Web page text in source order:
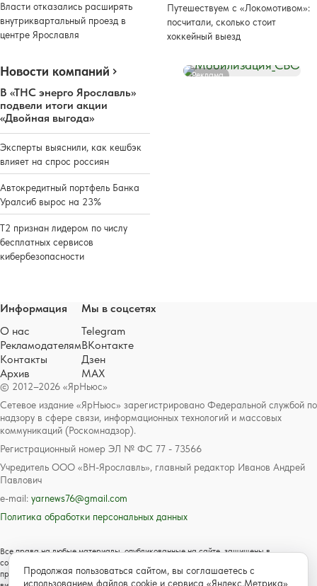
Власти отказались расширять
внутриквартальный проезд в
центре Ярославля
Путешествуем с «Локомотивом»:
посчитали, сколько стоит
хоккейный выезд
Новости компаний
В «ТНС энерго Ярославль»
подвели итоги акции
«Двойная выгода»
Эксперты выяснили, как кешбэк
влияет на спрос россиян
Автокредитный портфель Банка
Уралсиб вырос на 23%
Т2 признан лидером по числу
бесплатных сервисов
кибербезопасности
Реклама
© 2012–2026 «ЯрНьюс»
Сетевое издание «ЯрНьюс» зарегистрировано Федеральной службой по
надзору в сфере связи, информационных технологий и массовых
коммуникаций (Роскомнадзор).
Регистрационный номер ЭЛ № ФС 77 - 73566
Учредитель ООО «ВН-Ярославль», главный редактор Иванов Андрей
Павлович
e-mail: yarnews76@gmail.com
Политика обработки персональных данных
Все права на любые материалы, опубликованные на сайте, защищены в
соответствии с российским и международным законодательством об авторском
праве и смежных правах. Любое использование текстовых, фото, аудио и
Информация
О нас
Рекламодателям
Контакты
Архив
Мы в соцсетях
Telegram
ВКонтакте
Дзен
MAX
Продолжая пользоваться сайтом, вы соглашаетесь с
использованием файлов cookie и сервиса «Яндекс.Метрика»